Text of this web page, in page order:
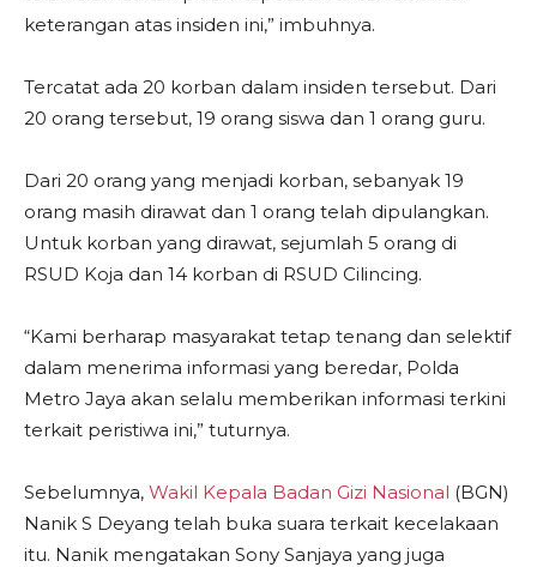
keterangan atas insiden ini,” imbuhnya.
Tercatat ada 20 korban dalam insiden tersebut. Dari
20 orang tersebut, 19 orang siswa dan 1 orang guru.
Dari 20 orang yang menjadi korban, sebanyak 19
orang masih dirawat dan 1 orang telah dipulangkan.
Untuk korban yang dirawat, sejumlah 5 orang di
RSUD Koja dan 14 korban di RSUD Cilincing.
“Kami berharap masyarakat tetap tenang dan selektif
dalam menerima informasi yang beredar, Polda
Metro Jaya akan selalu memberikan informasi terkini
terkait peristiwa ini,” tuturnya.
Sebelumnya, Wakil Kepala Badan Gizi Nasional (BGN)
Nanik S Deyang telah buka suara terkait kecelakaan
itu. Nanik mengatakan Sony Sanjaya yang juga